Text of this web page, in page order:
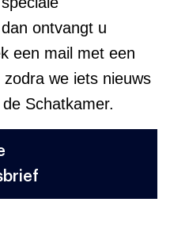
ontvangt u
een mail met een
we iets nieuws
Schatkamer.